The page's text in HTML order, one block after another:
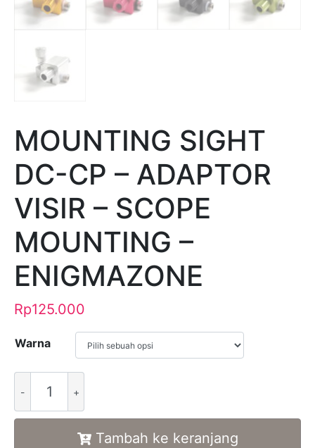
MOUNTING SIGHT
DC-CP – ADAPTOR
VISIR – SCOPE
MOUNTING –
ENIGMAZONE
Rp125.000
Warna
Tambah ke keranjang